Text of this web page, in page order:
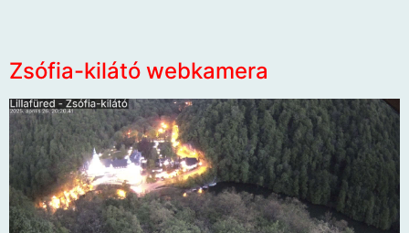
Zsófia-kilátó webkamera